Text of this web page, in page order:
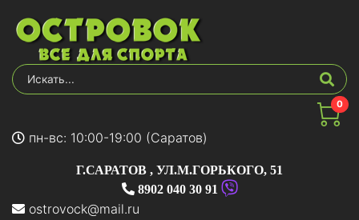
0
пн-вс: 10:00-19:00 (Саратов)
Г.САРАТОВ , УЛ.М.ГОРЬКОГО, 51
8902 040 30 91
ostrovock@mail.ru